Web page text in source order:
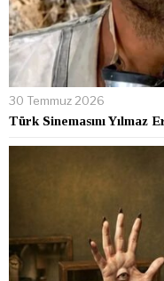
30 Temmuz 2026
Türk Sinemasını Yılmaz